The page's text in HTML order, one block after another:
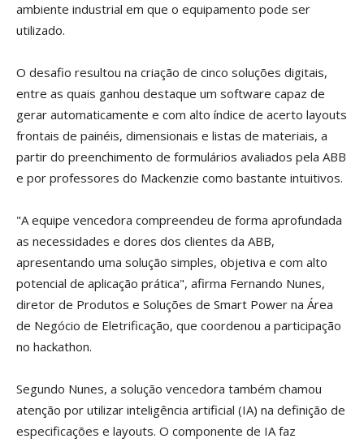
ambiente industrial em que o equipamento pode ser
utilizado.
O desafio resultou na criação de cinco soluções digitais,
entre as quais ganhou destaque um software capaz de
gerar automaticamente e com alto índice de acerto layouts
frontais de painéis, dimensionais e listas de materiais, a
partir do preenchimento de formulários avaliados pela ABB
e por professores do Mackenzie como bastante intuitivos.
"A equipe vencedora compreendeu de forma aprofundada
as necessidades e dores dos clientes da ABB,
apresentando uma solução simples, objetiva e com alto
potencial de aplicação prática", afirma Fernando Nunes,
diretor de Produtos e Soluções de Smart Power na Área
de Negócio de Eletrificação, que coordenou a participação
no hackathon.
Segundo Nunes, a solução vencedora também chamou
atenção por utilizar inteligência artificial (IA) na definição de
especificações e layouts. O componente de IA faz